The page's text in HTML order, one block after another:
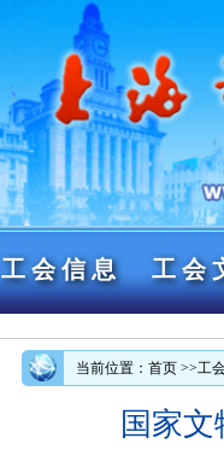
工会信息 工会
当前位置：首页 >>工
国家